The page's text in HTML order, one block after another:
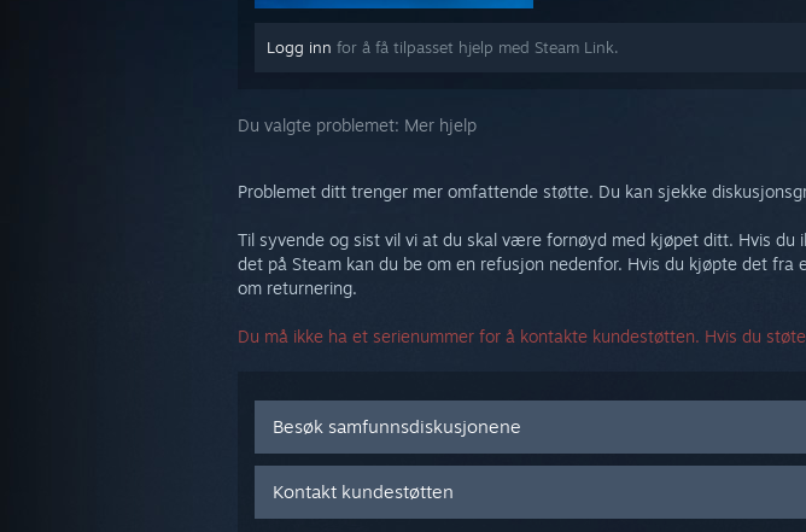
Logg inn for å få tilpasset hjelp med Steam Link.
Du valgte problemet: Mer hjelp
Problemet ditt trenger mer omfattende støtte. Du kan sjekke
Til syvende og sist vil vi at du skal være fornøyd med kjøpet ditt. Hvis
det på Steam kan du be om en refusjon nedenfor. Hvis du kjøpte det
om returnering.
Du må ikke ha et serienummer for å kontakte kundestøtten. Hvis du
Besøk samfunnsdiskusjonene
Kontakt kundestøtten